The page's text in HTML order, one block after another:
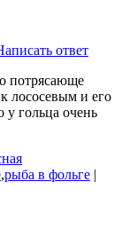
ответ
потрясающе
лососевым и его
гольца очень
,рыба в фольге |